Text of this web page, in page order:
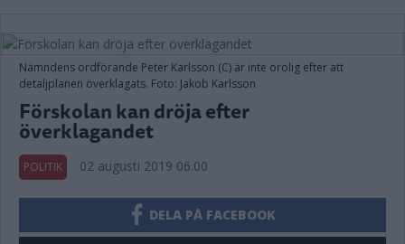
Nämndens ordförande Peter Karlsson (C) är inte orolig efter att
detaljplanen överklagats. Foto: Jakob Karlsson
Förskolan kan dröja efter
överklagandet
POLITIK 02 augusti 2019 06.00
DELA PÅ FACEBOOK